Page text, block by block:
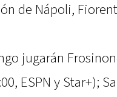
de Nápoli,
jugarán
ESPN y Star+);